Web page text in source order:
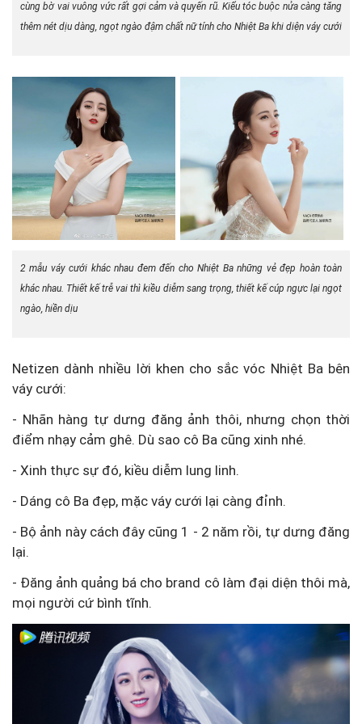
cùng bờ vai vuông vức rất gợi cảm và quyến rũ. Kiểu tóc buộc nửa càng tăng
thêm nét dịu dàng, ngọt ngào đậm chất nữ tính cho Nhiệt Ba khi diện váy cưới
2 mẫu váy cưới khác nhau đem đến cho Nhiệt Ba những vẻ đẹp hoàn toàn
khác nhau. Thiết kế trễ vai thì kiều diễm sang trọng, thiết kế cúp ngực lại ngọt
ngào, hiền dịu
Netizen dành nhiều lời khen cho sắc vóc Nhiệt Ba bên
váy cưới:
- Nhãn hàng tự dưng đăng ảnh thôi, nhưng chọn thời
điểm nhạy cảm ghê. Dù sao cô Ba cũng xinh nhé.
- Xinh thực sự đó, kiều diễm lung linh.
- Dáng cô Ba đẹp, mặc váy cưới lại càng đỉnh.
- Bộ ảnh này cách đây cũng 1 - 2 năm rồi, tự dưng đăng
lại.
- Đăng ảnh quảng bá cho brand cô làm đại diện thôi mà,
mọi người cứ bình tĩnh.